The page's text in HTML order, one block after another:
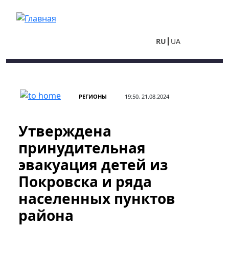
RU UA
РЕГИОНЫ 19:50, 21.08.2024
Утверждена
принудительная
эвакуация детей из
Покровска и ряда
населенных пунктов
района